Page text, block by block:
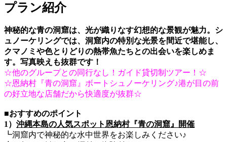
プラン紹介
神秘的な青の洞窟は、光が織りなす幻想的な景観が魅力。シ
ュノーケリングでは、洞窟内の特別な光景を間近で堪能し、
クマノミや色とりどりの熱帯魚たちとの出会いを楽しめま
す。写真映えも抜群です！
☆他のグループとの同行なし！ガイド貸切制ツアー！☆
☆恩納村『青の洞窟』ボートシュノーケリング♪港が目の前
の好立地な店舗だから快適度が抜群☆
■おすすめのポイント
1） 沖縄本島の人気スポット恩納村『青の洞窟』開催
┗洞窟内で神秘的な水中世界をお楽しみください♪